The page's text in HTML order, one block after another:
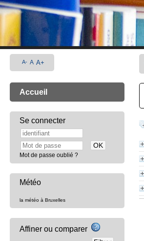
A- A A+
Accueil
Se connecter
Mot de passe oublié ?
Météo
la météo à Bruxelles
Affiner ou comparer